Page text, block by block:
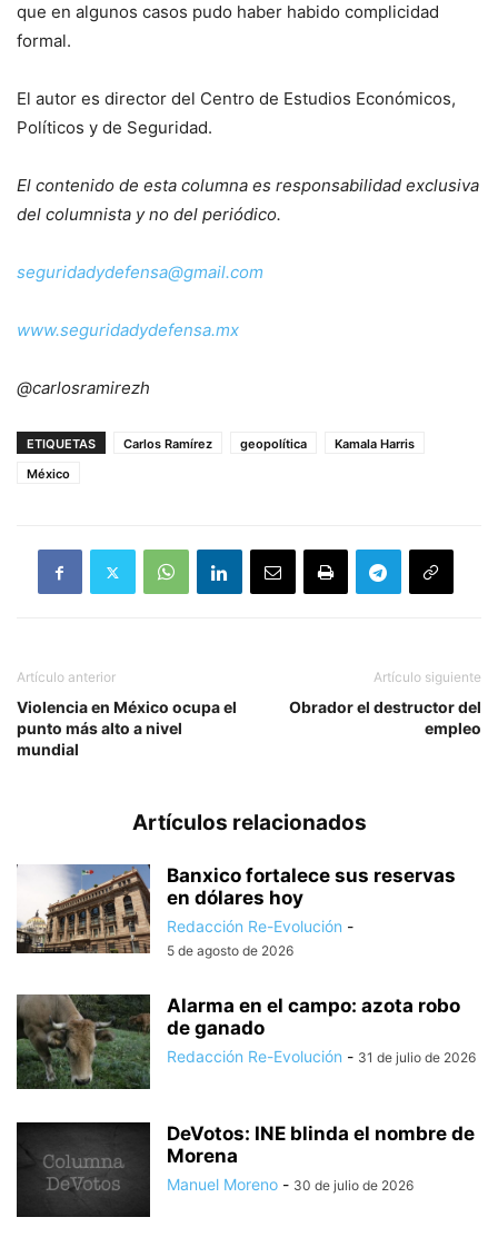
que en algunos casos pudo haber habido complicidad
formal.
El autor es director del Centro de Estudios Económicos,
Políticos y de Seguridad.
El contenido de esta columna es responsabilidad exclusiva
del columnista y no del periódico.
seguridadydefensa@gmail.com
www.seguridadydefensa.mx
@carlosramirezh
ETIQUETAS Carlos Ramírez geopolítica
Kamala Harris
México
Artículo anterior
Violencia en México ocupa el
punto más alto a nivel
mundial
Artículo siguiente
Obrador el destructor del
empleo
Artículos relacionados
Banxico fortalece sus reservas
en dólares hoy
Redacción Re-Evolución -
5 de agosto de 2026
Alarma en el campo: azota robo
de ganado
Redacción Re-Evolución - 31 de julio de 2026
DeVotos: INE blinda el nombre de
Morena
Manuel Moreno - 30 de julio de 2026